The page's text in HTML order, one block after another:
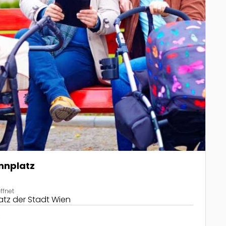
der Stadt Wien